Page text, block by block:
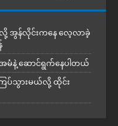
အွန်လိုင်းကနေ လေ့လာခဲ့
မံနဲ့ ဆောင်ရွက်နေပါတယ်
ြပ်သွားမယ်လို့ ထိုင်း